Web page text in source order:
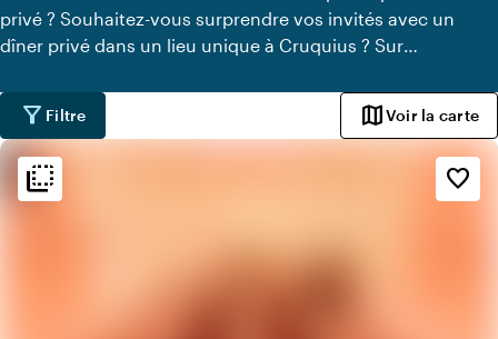
privé ? Souhaitez-vous surprendre vos invités avec un
dîner privé dans un lieu unique à Cruquius ? Sur
tous les lieux à Cruquius où vous pouvez dîner en toute
tranquillité. Découvrez tous les lieux de restauration privée
pour un délicieux dîner privé.
filter_alt Filtre mapVoir la carte
flip_to_back favorite_border
flip_to_back Ambiance
info
Classique